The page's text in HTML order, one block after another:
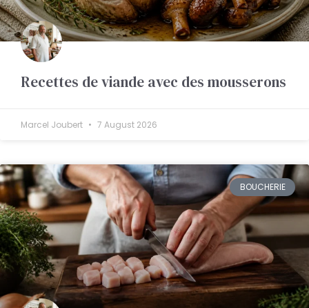
Recettes de viande avec des mousserons
Marcel Joubert 7 August 2026
BOUCHERIE